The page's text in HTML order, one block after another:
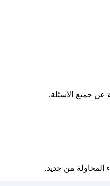
عن جميع الأسئلة.
المحاولة من جديد.